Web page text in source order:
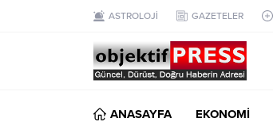
ASTROLOJİ GAZETELER
ANASAYFA EKONOMİ